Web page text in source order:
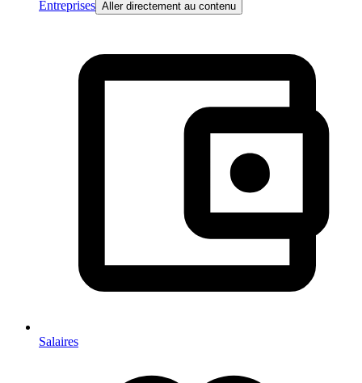
Entreprises Aller directement au contenu
Salaires